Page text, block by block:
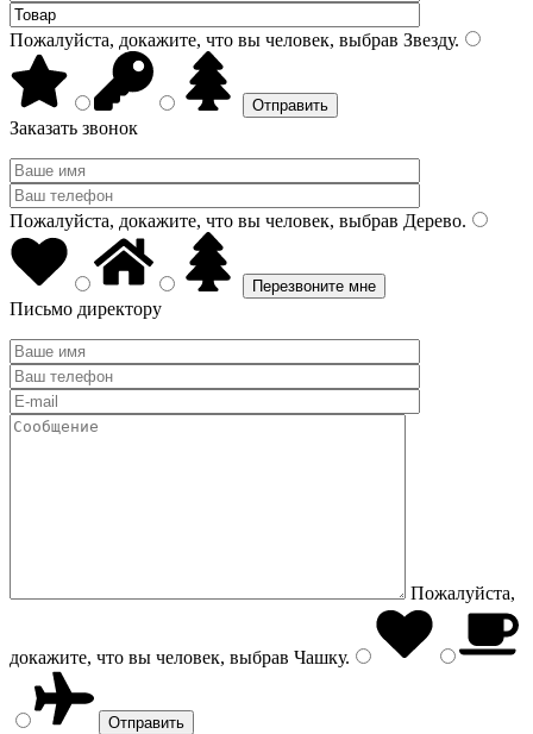
Пожалуйста, докажите, что вы человек, выбрав Звезду.
Заказать звонок
Пожалуйста, докажите, что вы человек, выбрав Дерево.
Письмо директору
Пожалуйста,
докажите, что вы человек, выбрав Чашку.